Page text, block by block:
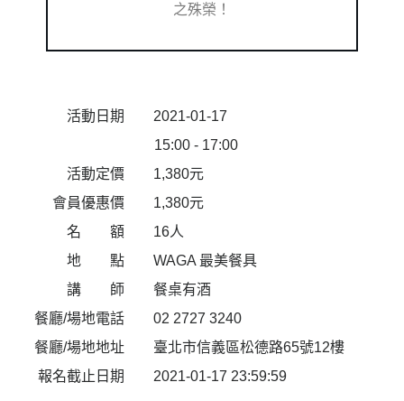
之殊榮！
活動日期
2021-01-17
15:00 - 17:00
活動定價
1,380元
會員優惠價
1,380元
名 額
16人
地 點
WAGA 最美餐具
講 師
餐桌有酒
餐廳/場地電話
02 2727 3240
餐廳/場地地址
臺北市信義區松德路65號12樓
報名截止日期
2021-01-17 23:59:59